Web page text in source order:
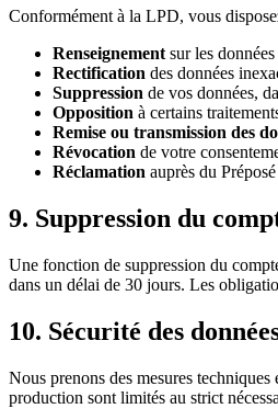
Conformément à la LPD, vous
Renseignement sur les
Rectification des données
Suppression de vos données,
Opposition à certains
Remise ou transmission des
Révocation de votre
Réclamation auprès du
9. Suppression du
Une fonction de suppression du
dans un délai de 30 jours. Les
10. Sécurité des
Nous prenons des mesures
production sont limités au strict